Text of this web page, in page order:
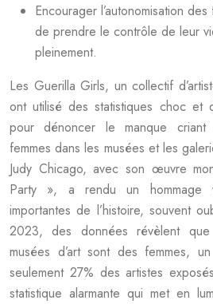
Encourager l’autonomisation
de prendre le contrôle de leur
pleinement.
Les Guerilla Girls, un collectif
ont utilisé des statistiques choc et
pour dénoncer le manque
femmes dans les musées et les
Judy Chicago, avec son œuvre
Party », a rendu un hommage
importantes de l’histoire, souvent
2023, des données révèlent
musées d’art sont des femmes,
seulement 27% des artistes
statistique alarmante qui met en